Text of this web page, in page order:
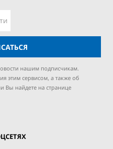
нашим подписчикам.
этим сервисом, а также об
Вы найдете на странице